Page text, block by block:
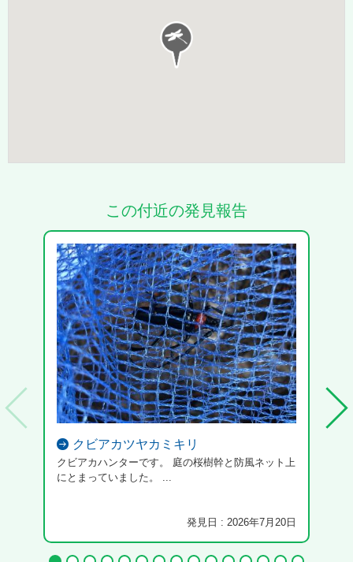
この付近の発見報告
クビアカツヤカミキリ
クビアカハンターです。 庭の桜樹幹と防風ネット上
にとまっていました。 ...
発見日 : 2026年7月20日